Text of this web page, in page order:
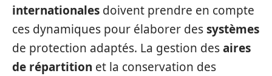
internationales doivent prendre en compte
ces dynamiques pour élaborer dessystèmes
de protection adaptés. La gestion desaires
de répartition et la conservation des